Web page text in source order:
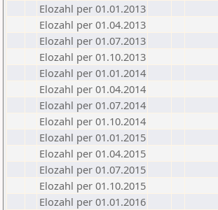
Elozahl per 01.01.2013
Elozahl per 01.04.2013
Elozahl per 01.07.2013
Elozahl per 01.10.2013
Elozahl per 01.01.2014
Elozahl per 01.04.2014
Elozahl per 01.07.2014
Elozahl per 01.10.2014
Elozahl per 01.01.2015
Elozahl per 01.04.2015
Elozahl per 01.07.2015
Elozahl per 01.10.2015
Elozahl per 01.01.2016